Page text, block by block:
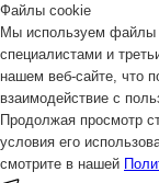
Файлы cookie
Мы используем файлы
специалистами и
нашем веб-сайте, что
взаимодействие с
Продолжая просмотр
условия его
смотрите в нашей